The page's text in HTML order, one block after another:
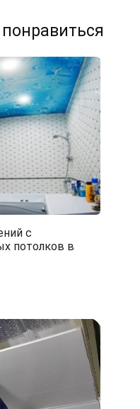
с
потолков в